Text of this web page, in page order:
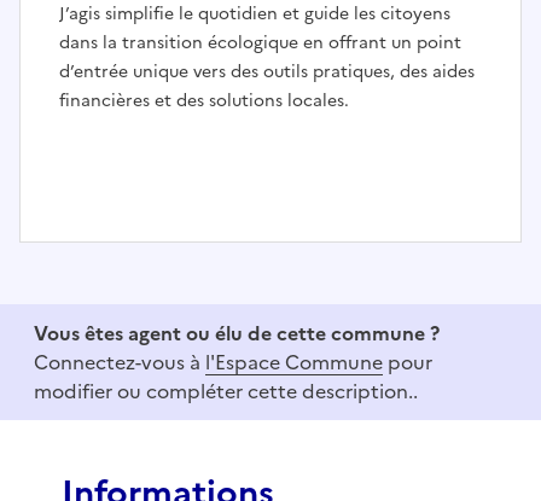
J’agis simplifie le quotidien et guide les citoyens
dans la transition écologique en offrant un point
d’entrée unique vers des outils pratiques, des aides
financières et des solutions locales.
f
Vous êtes agent ou élu de cette commune ?
Connectez-vous à l'Espace Commune pour
modifier ou compléter cette description..